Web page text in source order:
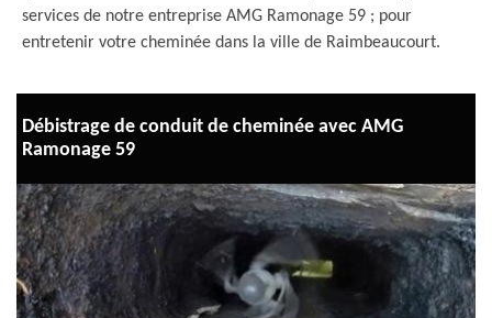
services de notre entreprise AMG Ramonage 59 ; pour
entretenir votre cheminée dans la ville de Raimbeaucourt.
Débistrage de conduit de cheminée avec AMG
Ramonage 59